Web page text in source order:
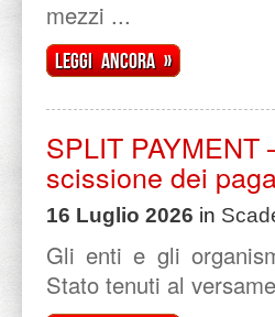
mezzi ...
Leggi ancora »
SPLIT
scissione dei
16 Luglio 2026 in
Gli enti e gli
Stato tenuti al